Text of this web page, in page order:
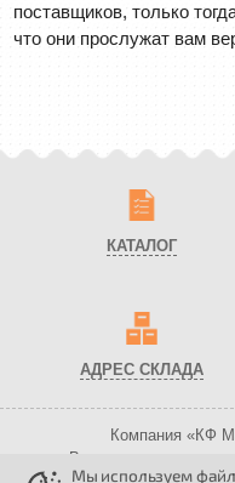
поставщиков, только
что они прослужат вам
КАТАЛОГ
АДРЕС СКЛАДА
Компания «КФ
Все права защищены.
Мы используем